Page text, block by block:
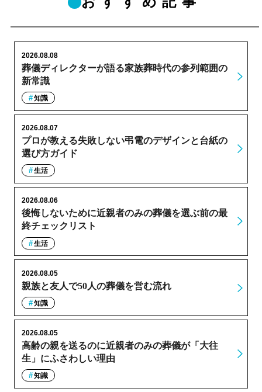
葬儀ディレクターが語る家族葬時代の参列範囲の
新常識
2026.08.08
知識
プロが教える失敗しない弔電のデザインと台紙の
選び方ガイド
2026.08.07
生活
後悔しないために近親者のみの葬儀を選ぶ前の最
終チェックリスト
2026.08.06
生活
親族と友人で50人の葬儀を営む流れ
2026.08.05
知識
高齢の親を送るのに近親者のみの葬儀が「大往
生」にふさわしい理由
2026.08.05
知識